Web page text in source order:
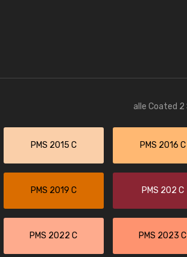
alle Coated 2
PMS 2015 C PMS 2016 C
PMS 2019 C PMS 202 C
PMS 2022 C PMS 2023 C